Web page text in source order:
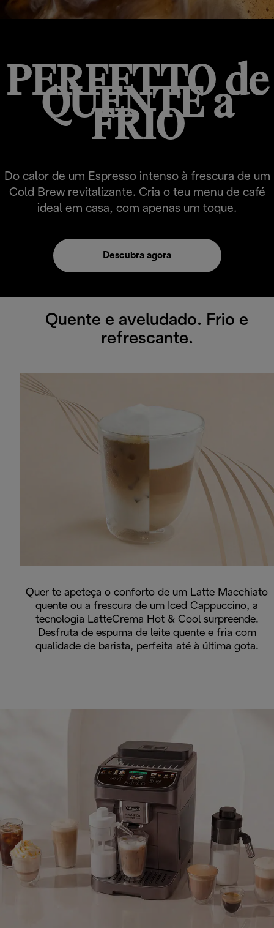
PERFETTO de
QUENTE a
FRIO
Do calor de um Espresso intenso à frescura de um
Cold Brew revitalizante. Cria o teu menu de café
ideal em casa, com apenas um toque.
Descubra agora
Quente e aveludado. Frio e
refrescante.
Quer te apeteça o conforto de um Latte Macchiato
quente ou a frescura de um Iced Cappuccino, a
tecnologia LatteCrema Hot & Cool surpreende.
Desfruta de espuma de leite quente e fria com
qualidade de barista, perfeita até à última gota.